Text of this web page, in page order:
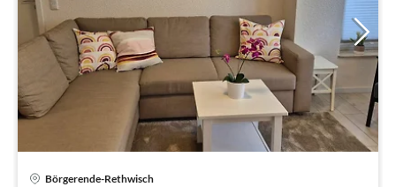
Börgerende-Rethwisch